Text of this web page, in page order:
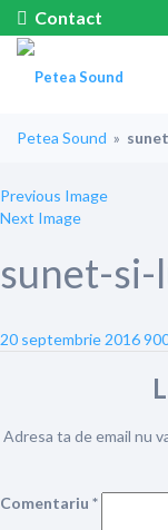
Contact
Petea Sound »
Previous Image
Next Image
sunet-
Posted
20 septembrie 2016Full
Adresa ta de email nu
Comentariu *